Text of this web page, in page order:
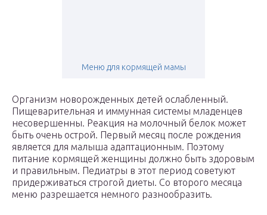
Меню для кормящей мамы
Организм новорожденных детей ослабленный.
Пищеварительная и иммунная системы младенцев
несовершенны. Реакция на молочный белок может
быть очень острой. Первый месяц после рождения
является для малыша адаптационным. Поэтому
питание кормящей женщины должно быть здоровым
и правильным. Педиатры в этот период советуют
придерживаться строгой диеты. Со второго месяца
меню разрешается немного разнообразить.